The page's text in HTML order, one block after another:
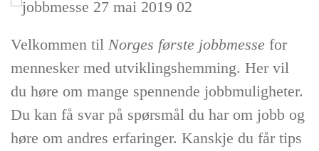
Velkommen til Norges første jobbmesse for
mennesker med utviklingshemming. Her vil
du høre om mange spennende jobbmuligheter.
Du kan få svar på spørsmål du har om jobb og
høre om andres erfaringer. Kanskje du får tips